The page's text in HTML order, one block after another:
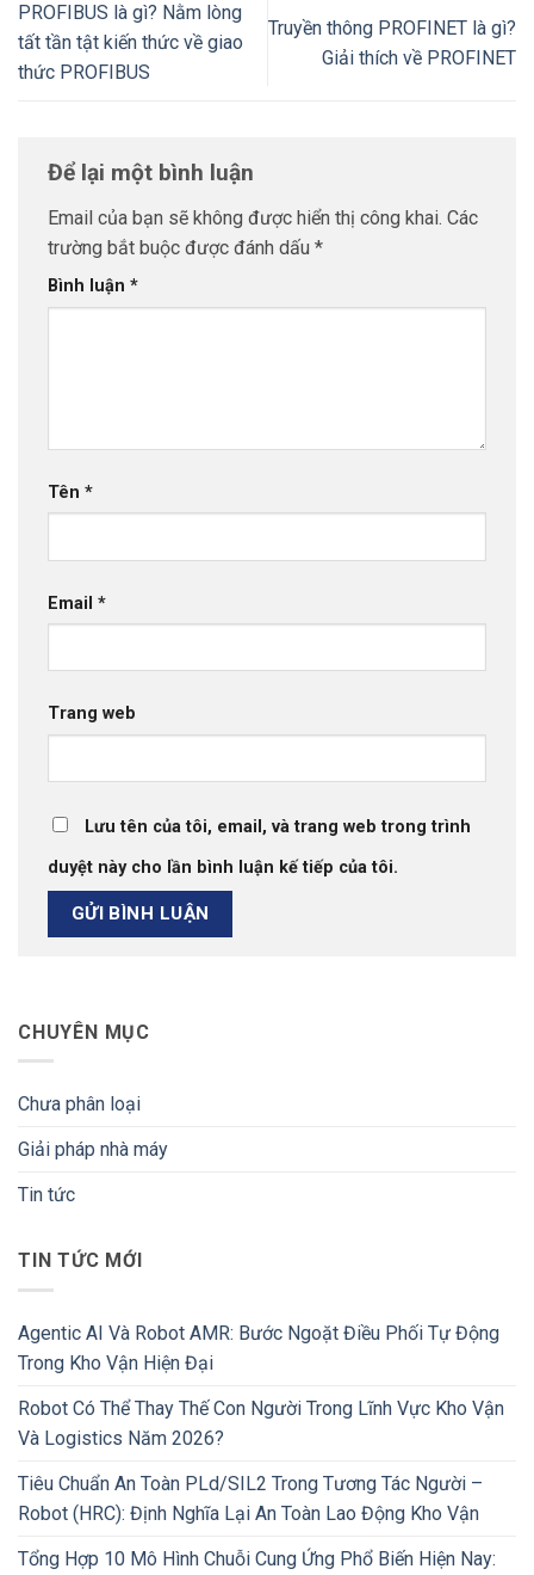
PROFIBUS là gì? Nằm lòng
tất tần tật kiến thức về giao
thức PROFIBUS
Truyền thông PROFINET là gì?
Giải thích về PROFINET
Để lại một bình luận
Email của bạn sẽ không được hiển thị công khai. Các
trường bắt buộc được đánh dấu *
Bình luận *
Tên *
Email *
Trang web
Lưu tên của tôi, email, và trang web trong trình
duyệt này cho lần bình luận kế tiếp của tôi.
CHUYÊN MỤC
Chưa phân loại
Giải pháp nhà máy
Tin tức
TIN TỨC MỚI
Agentic AI Và Robot AMR: Bước Ngoặt Điều Phối Tự Động
Trong Kho Vận Hiện Đại
Robot Có Thể Thay Thế Con Người Trong Lĩnh Vực Kho Vận
Và Logistics Năm 2026?
Tiêu Chuẩn An Toàn PLd/SIL2 Trong Tương Tác Người –
Robot (HRC): Định Nghĩa Lại An Toàn Lao Động Kho Vận
Tổng Hợp 10 Mô Hình Chuỗi Cung Ứng Phổ Biến Hiện Nay: